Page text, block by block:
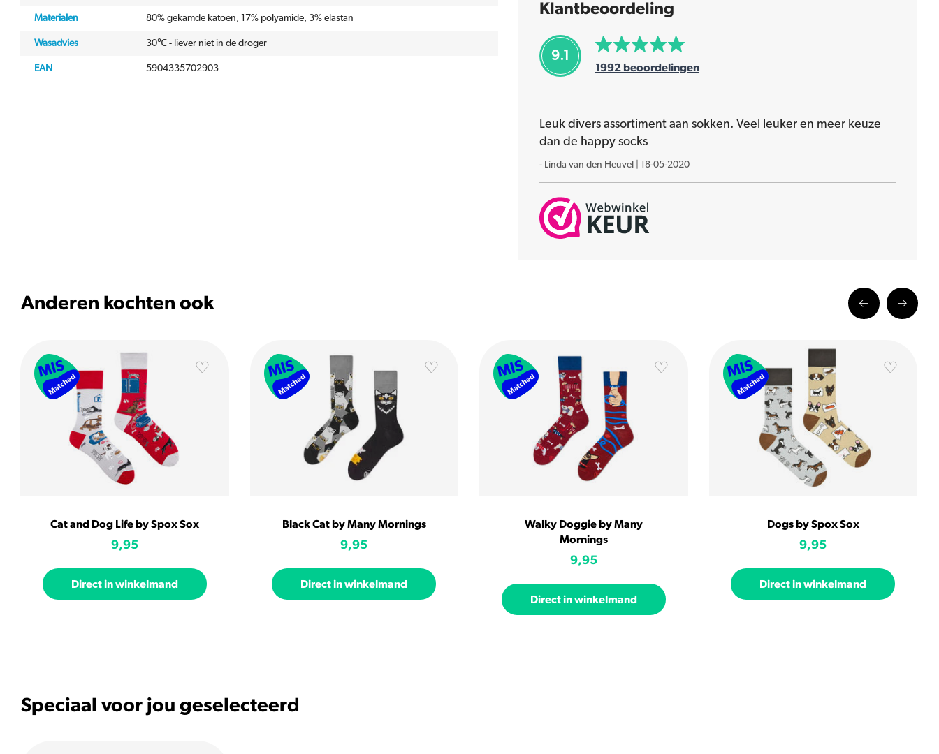
Materialen 80% gekamde katoen, 17% polyamide, 3% elastan
Wasadvies 30℃ - liever niet in de droger
EAN 5904335702903
Klantbeoordeling
9.1
1992 beoordelingen
Leuk divers assortiment aan sokken. Veel leuker en meer keuze
dan de happy socks
- Linda van den Heuvel 18-05-2020
Anderen kochten ook
Cat and Dog Life by Spox Sox
9,95
Direct in winkelmand
Black Cat by Many Mornings
9,95
Direct in winkelmand
Walky Doggie by Many
Mornings
9,95
Direct in winkelmand
Dogs by Spox Sox
9,95
Direct in winkelmand
Speciaal voor jou geselecteerd